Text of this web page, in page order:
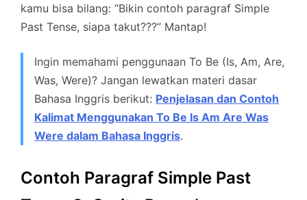
kamu bisa bilang: “Bikin contoh paragraf Simple
Past Tense, siapa takut???” Mantap!
Ingin memahami penggunaan To Be (Is, Am, Are,
Was, Were)? Jangan lewatkan materi dasar
Bahasa Inggris berikut: Penjelasan dan Contoh
Kalimat Menggunakan To Be Is Am Are Was
Were dalam Bahasa Inggris.
Contoh Paragraf Simple Past